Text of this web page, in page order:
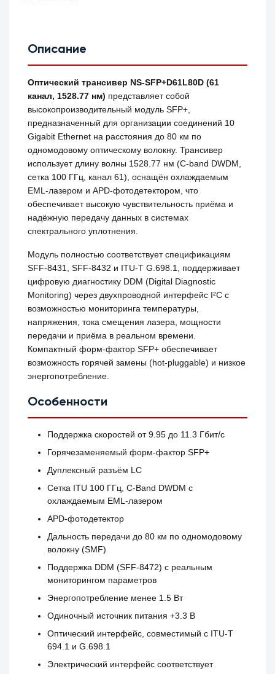
Описание
Оптический трансивер NS-SFP+D61L80D (61
канал, 1528.77 нм) представляет собой
высокопроизводительный модуль SFP+,
предназначенный для организации соединений 10
Gigabit Ethernet на расстояния до 80 км по
одномодовому оптическому волокну. Трансивер
использует длину волны 1528.77 нм (C-band DWDM,
сетка 100 ГГц, канал 61), оснащён охлаждаемым
EML-лазером и APD-фотодетектором, что
обеспечивает высокую чувствительность приёма и
надёжную передачу данных в системах
спектрального уплотнения.
Модуль полностью соответствует спецификациям
SFF-8431, SFF-8432 и ITU-T G.698.1, поддерживает
цифровую диагностику DDM (Digital Diagnostic
Monitoring) через двухпроводной интерфейс I²C с
возможностью мониторинга температуры,
напряжения, тока смещения лазера, мощности
передачи и приёма в реальном времени.
Компактный форм-фактор SFP+ обеспечивает
возможность горячей замены (hot-pluggable) и низкое
энергопотребление.
Особенности
Поддержка скоростей от 9.95 до 11.3 Гбит/с
Горячезаменяемый форм-фактор SFP+
Дуплексный разъём LC
Сетка ITU 100 ГГц, C-Band DWDM с
охлаждаемым EML-лазером
APD-фотодетектор
Дальность передачи до 80 км по одномодовому
волокну (SMF)
Поддержка DDM (SFF-8472) с реальным
мониторингом параметров
Энергопотребление менее 1.5 Вт
Одиночный источник питания +3.3 В
Оптический интерфейс, совместимый с ITU-T
694.1 и G.698.1
Электрический интерфейс соответствует